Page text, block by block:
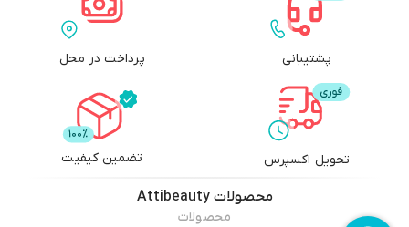
پشتیبانی پرداخت در محل
تحویل اکسپرس تضمین کیفیت
محصولاتAttibeauty
محصولات